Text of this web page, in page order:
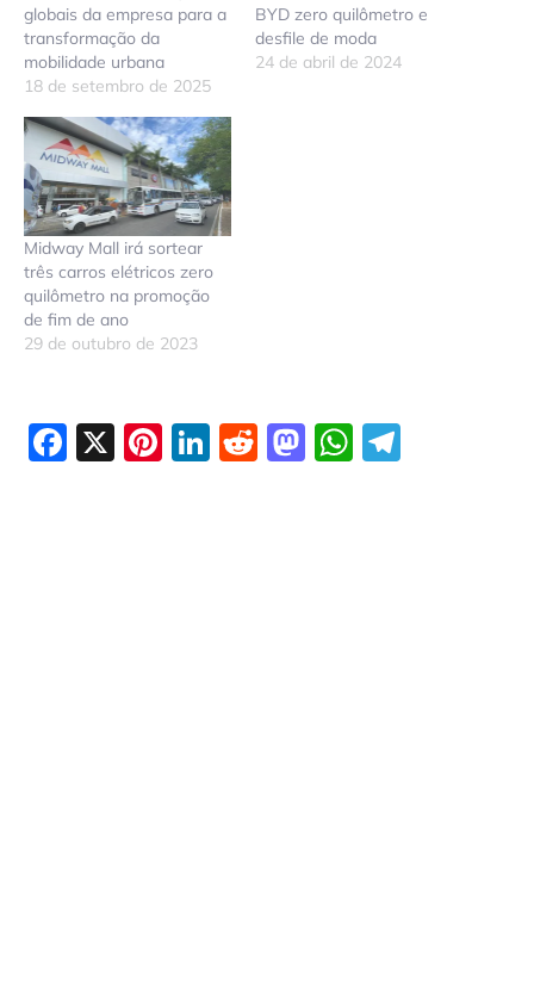
globais da empresa para a
transformação da
mobilidade urbana
18 de setembro de 2025
BYD zero quilômetro e
desfile de moda
24 de abril de 2024
Midway Mall irá sortear
três carros elétricos zero
quilômetro na promoção
de fim de ano
29 de outubro de 2023
Facebook
X Pinterest
LinkedIn
Reddit
Mastodon